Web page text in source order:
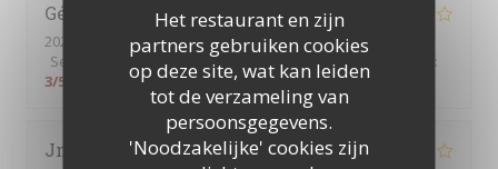
Het restaurant en zijn
partners gebruiken cookies
op deze site, wat kan leiden
tot de verzameling van
persoonsgegevens.
'Noodzakelijke' cookies zijn
Gérard
2024-12-06
- 19:30 - Gasten 2
Service
/5 Atmosfeer :3 Keuken /5 Kwaliteit / Prijs
:
3/5
Jm